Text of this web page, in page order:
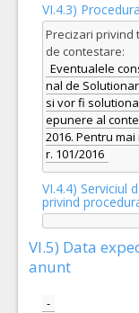
VI.4.3)
Precizari privind
de contestare:
Eventualele
nal de
si vor fi
epunere al
2016. Pentru
r. 101/2016
VI.4.4) Serviciul
privind
VI.5) Data
anunt
-